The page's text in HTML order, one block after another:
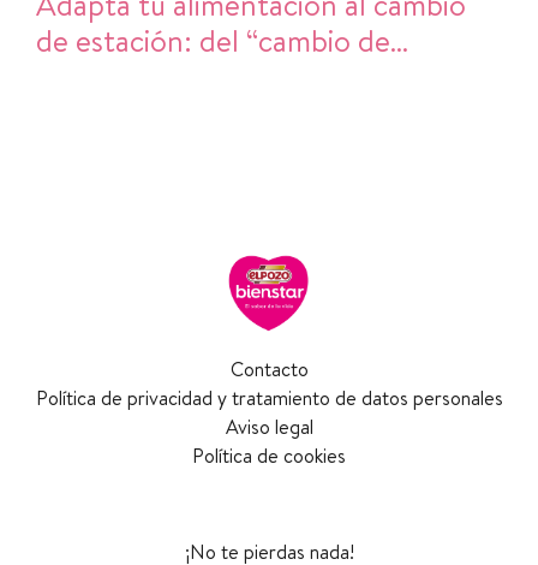
de estación: del “cambio de
Contacto
Política de privacidad y tratamiento de datos personales
Aviso legal
Política de cookies
¡No te pierdas nada!